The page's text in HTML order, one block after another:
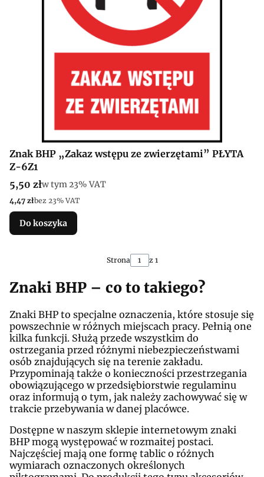
Znak BHP „Zakaz wstępu ze zwierzętami” PŁYTA
Z-6Z1
Cena brutto
5,50 złw tym %s VAT
w tym23% VAT
Cena netto
4,47 złbez 23% VAT
Do koszyka
Strona z 1
Znaki BHP – co to takiego?
Znaki BHP to specjalne oznaczenia, które stosuje się
powszechnie w różnych miejscach pracy. Pełnią one
kilka funkcji. Służą przede wszystkim do
ostrzegania przed różnymi niebezpieczeństwami
osób znajdujących się na terenie zakładu.
Przypominają także o konieczności przestrzegania
obowiązującego w przedsiębiorstwie regulaminu
oraz informują o tym, jak należy zachowywać się w
trakcie przebywania w danej placówce.
Dostępne w naszym sklepie internetowym znaki
BHP mogą występować w rozmaitej postaci.
Najczęściej mają one formę tablic o różnych
wymiarach oznaczonych określonych